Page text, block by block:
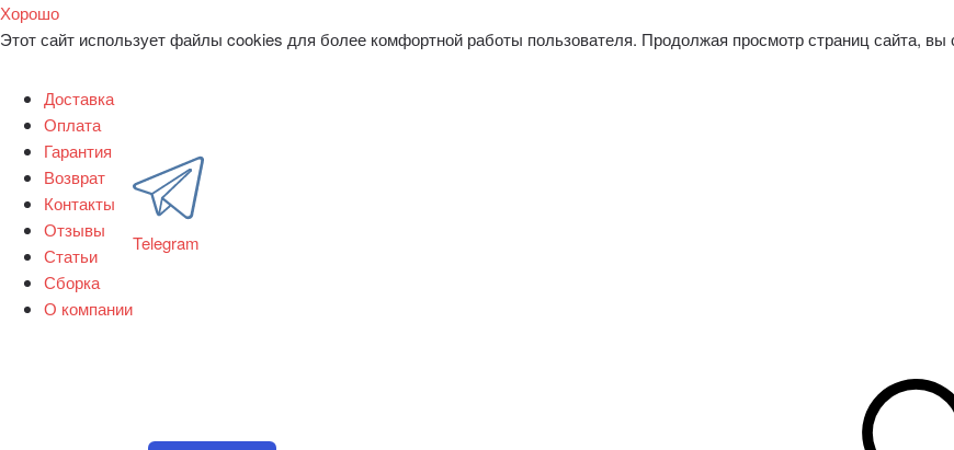
Хорошо
Этот сайт использует файлы cookies для более комфортной работы пользователя. Продолжая просмотр страниц сайта,
Доставка
Оплата
Гарантия
Возврат
Контакты
Отзывы
Статьи
Сборка
О компании
Telegram